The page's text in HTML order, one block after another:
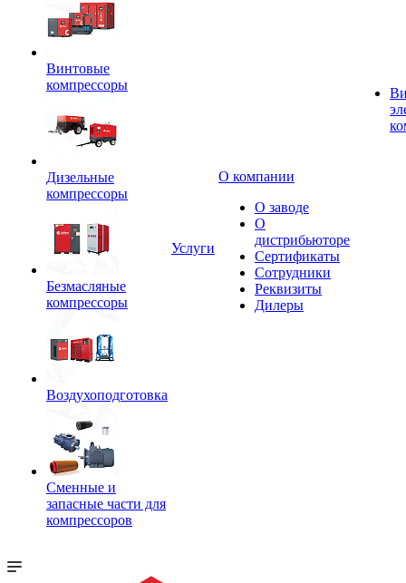
Винтовые
компрессоры
Дизельные
компрессоры
Безмасляные
компрессоры
Воздухоподготовка
Сменные и
запасные части для
компрессоров
Услуги
О компании
О заводе
О
дистрибьюторе
Сертификаты
Сотрудники
Реквизиты
Дилеры